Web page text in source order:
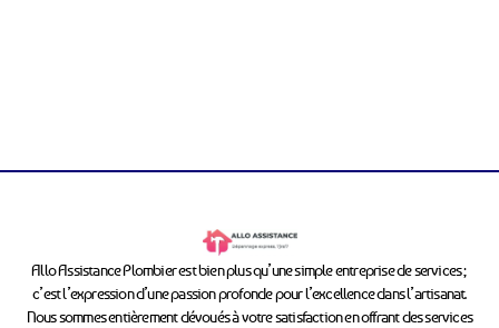
Allo Assistance Plombier est bien plus qu’une simple entreprise de services ;
c’est l’expression d’une passion profonde pour l’excellence dans l’artisanat.
Nous sommes entièrement dévoués à votre satisfaction en offrant des services